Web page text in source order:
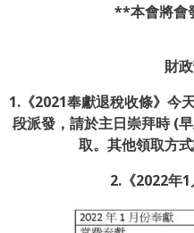
**本會將會
財
1.《2021奉獻退稅收條》今
段派發，請於主日崇拜時 (
取。其他領取方
2.《2022年1